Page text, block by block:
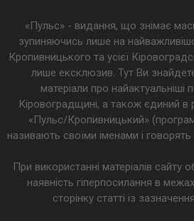
«Пульс» - видання, що знімає
зупиняючись лише на
Кропивницького та усієї
лише ексклюзив. Тут Ви знайдете
матеріали про найактуальніші
Кіровоградщині, а також єдиний в
«Пульс/Кропивницький»
називають своїми іменами і
При використанні матеріалів
наявність гіперпосилання в
сторінку статті із